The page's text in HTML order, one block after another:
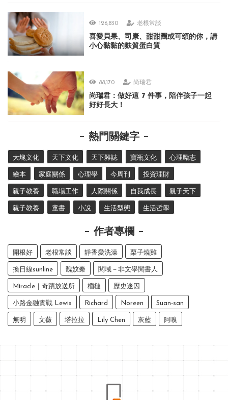
126,830 老根常談
喜愛貝果、司康、甜甜圈或可頌的你，請
小心黏黏的麩質蛋白質
88,170 尚瑞君
尚瑞君：做好這 7 件事，陪伴孩子一起
好好長大！
熱門關鍵字
大塊文化 天下文化 天下雜誌 寶瓶文化 心理勵志
繪本 家庭關係 心理學 今周刊 投資理財
親子教養 職場工作 人際關係 自我成長 親子天下
親子教養 童書 小說 生活型態 生活哲學
作者專欄
開根好 老根常談 靜香愛洗澡 栗子燒雞
換日線sunline 魏妏秦 閱域－非文學閱書人
Miracle｜奇蹟放送所 榴槤 歷史迷因
小路金融實戰 Lewis Richard Noreen Suan-san
無明 文薇 塔拉拉 Lily Chen 灰藍 阿嗅